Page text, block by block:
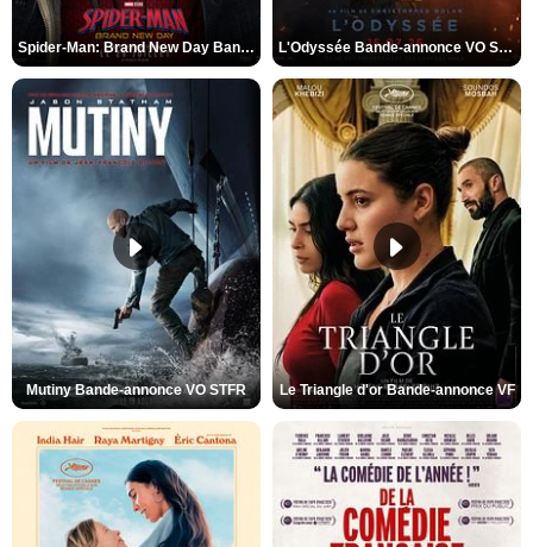
Spider-Man: Brand New Day Bande-annonce VO STFR L'Odyssée Bande-annonce VO STFR
Mutiny Bande-annonce VO STFR Le Triangle d'or Bande-annonce VF